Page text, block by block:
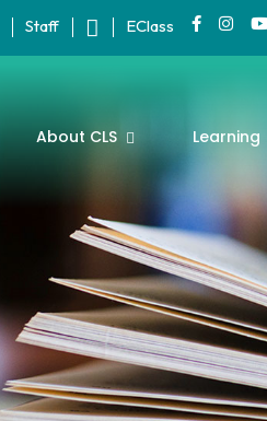
Staff EClass
About CLS Learning